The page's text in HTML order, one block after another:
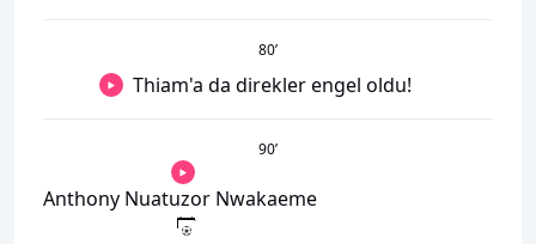
80’
Thiam'a da direkler engel oldu!
90’
Anthony Nuatuzor Nwakaeme